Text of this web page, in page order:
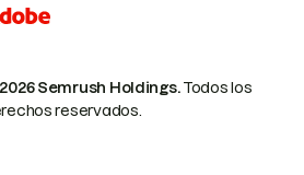
Semrush Holdings.Todos los
reservados.